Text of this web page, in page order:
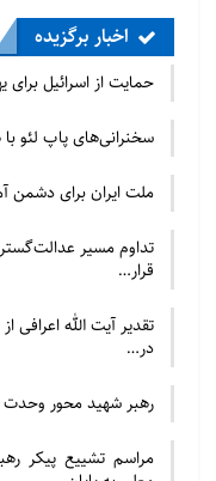
اخبار برگزیده
حمایت از اسرائیل
سخنرانی‌های پاپ لئو
ملت ایران برای دشمن
تداوم مسیر
قرار…
تقدیر آیت الله
در…
رهبر شهید محور
مراسم تشییع پیکر